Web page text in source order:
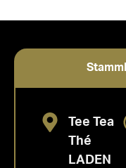
Tee Tea
Thé
LADEN